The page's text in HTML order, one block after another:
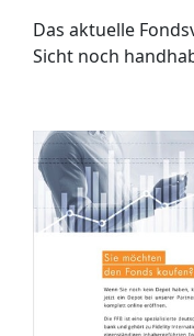
Das aktuelle
Sicht noch